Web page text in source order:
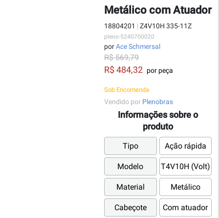
Metálico com Atuador
18804201 | Z4V10H 335-11Z
pleno-5240700020
porAce Schmersal
R$ 569,79
R$ 484,32 por peça
Sob Encomenda
Vendido por Plenobras
Informações sobre o
produto
Tipo Ação rápida
Modelo T4V10H (Volt)
Material Metálico
Cabeçote Com atuador